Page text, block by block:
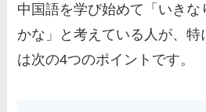
中国語を学び始めて「いきな
かな」と考えている人が、
は次の4つのポイントです。